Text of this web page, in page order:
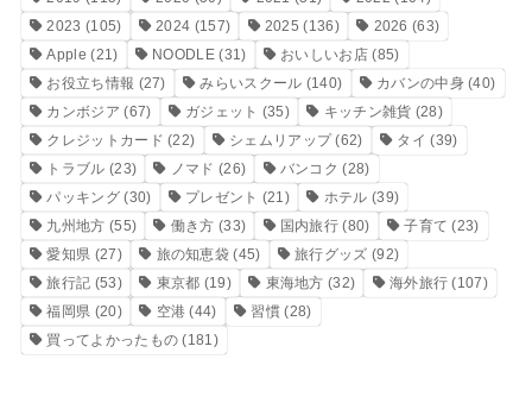
2023 (105) 2024 (157) 2025 (136) 2026 (63)
Apple (21) NOODLE(31) おいしいお店(85)
お役立ち情報 (27) みらいスクール (140) カバンの中身(40)
カンボジア (67) ガジェット (35) キッチン雑貨 (28)
クレジットカード (22) シェムリアップ(62) タイ (39)
トラブル (23) ノマド (26) バンコク (28)
パッキング(30) プレゼント (21) ホテル (39)
九州地方 (55) 働き方 (33) 国内旅行 (80) 子育て (23)
愛知県 (27) 旅の知恵袋 (45) 旅行グッズ (92)
旅行記 (53) 東京都 (19) 東海地方 (32) 海外旅行 (107)
福岡県 (20) 空港 (44) 習慣(28)
買ってよかったもの (181)